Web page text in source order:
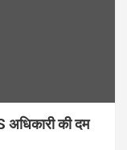
अधिकारी की दम